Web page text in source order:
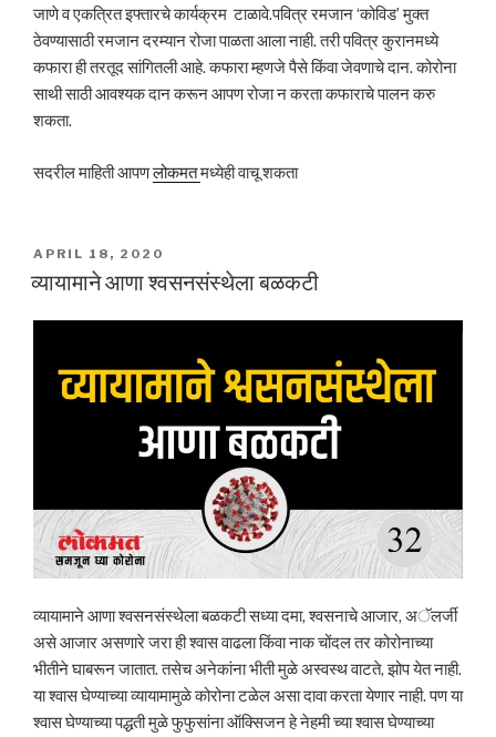
जाणे व एकत्रित इफ्तारचे कार्यक्रम टाळावे.पवित्र रमजान ‘कोविड’ मुक्त
ठेवण्यासाठी रमजान दरम्यान रोजा पाळता आला नाही. तरी पवित्र कुरानमध्ये
कफारा ही तरतूद सांगितली आहे. कफारा म्हणजे पैसे किंवा जेवणाचे दान. कोरोना
साथी साठी आवश्यक दान करून आपण रोजा न करता कफाराचे पालन करु
शकता.
सदरील माहिती आपणलोकमतमध्येही वाचू शकता
POSTED
ON
APRIL 18, 2020
व्यायामाने आणा श्वसनसंस्थेला बळकटी
व्यायामाने आणा श्वसनसंस्थेला बळकटी सध्या दमा, श्वसनाचे आजार, अॅलर्जी
असे आजार असणारे जरा ही श्वास वाढला किंवा नाक चोंदल तर कोरोनाच्या
भीतीने घाबरून जातात. तसेच अनेकांना भीती मुळे अस्वस्थ वाटते, झोप येत नाही.
या श्वास घेण्याच्या व्यायामामुळे कोरोना टळेल असा दावा करता येणार नाही. पण या
श्वास घेण्याच्या पद्धती मुळे फुफुसांना ऑक्सिजन हे नेहमी च्या श्वास घेण्याच्या